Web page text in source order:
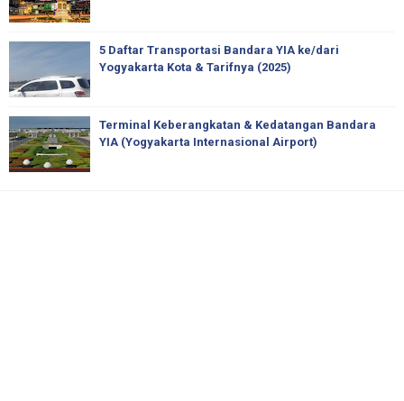
5 Daftar Transportasi Bandara YIA ke/dari
Yogyakarta Kota & Tarifnya (2025)
Terminal Keberangkatan & Kedatangan Bandara
YIA (Yogyakarta Internasional Airport)